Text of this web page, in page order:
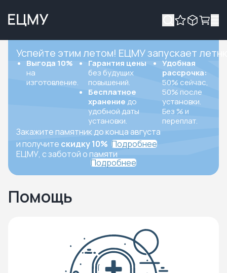
Успейте этим летом! ЕЦМУ запускает
Выгода 10%
на
изготовление.
Гарантия цены
без будущих
повышений.
Бесплатное
хранение до
удобной даты
установки.
Удобная
рассрочка:
50% сейчас,
50% после
установки.
Без % и
переплат.
Закажите памятник до конца августа
и получите скидку 10% Подробнее
ЕЦМУ, с заботой о памяти
Подробнее
Помощь